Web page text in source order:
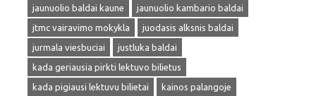
jaunuolio baldai kaune
jaunuolio kambario baldai
jtmc vairavimo mokykla
juodasis alksnis baldai
jurmala viesbuciai
justluka baldai
kada geriausia pirkti lektuvo bilietus
kada pigiausi lektuvu bilietai
kainos palangoje